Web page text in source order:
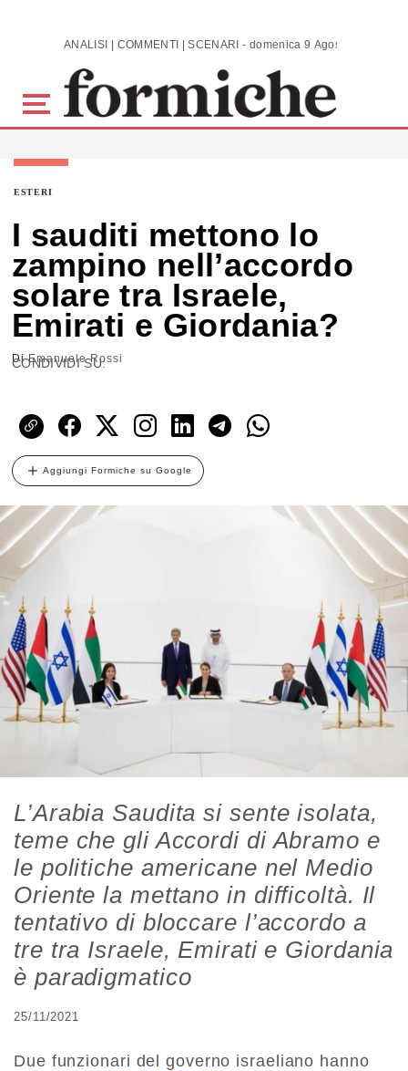
Skip to main content ANALISI | COMMENTI | SCENARI - domenica 9 Agosto 2026
ESTERI
I sauditi mettono lo
zampino nell’accordo
solare tra Israele,
Emirati e Giordania?
DiEmanuele Rossi
CONDIVIDI SU:
Aggiungi Formiche su Google
L’Arabia Saudita si sente isolata,
teme che gli Accordi di Abramo e
le politiche americane nel Medio
Oriente la mettano in difficoltà. Il
tentativo di bloccare l’accordo a
tre tra Israele, Emirati e Giordania
è paradigmatico
25/11/2021
Due funzionari del governo israeliano hanno